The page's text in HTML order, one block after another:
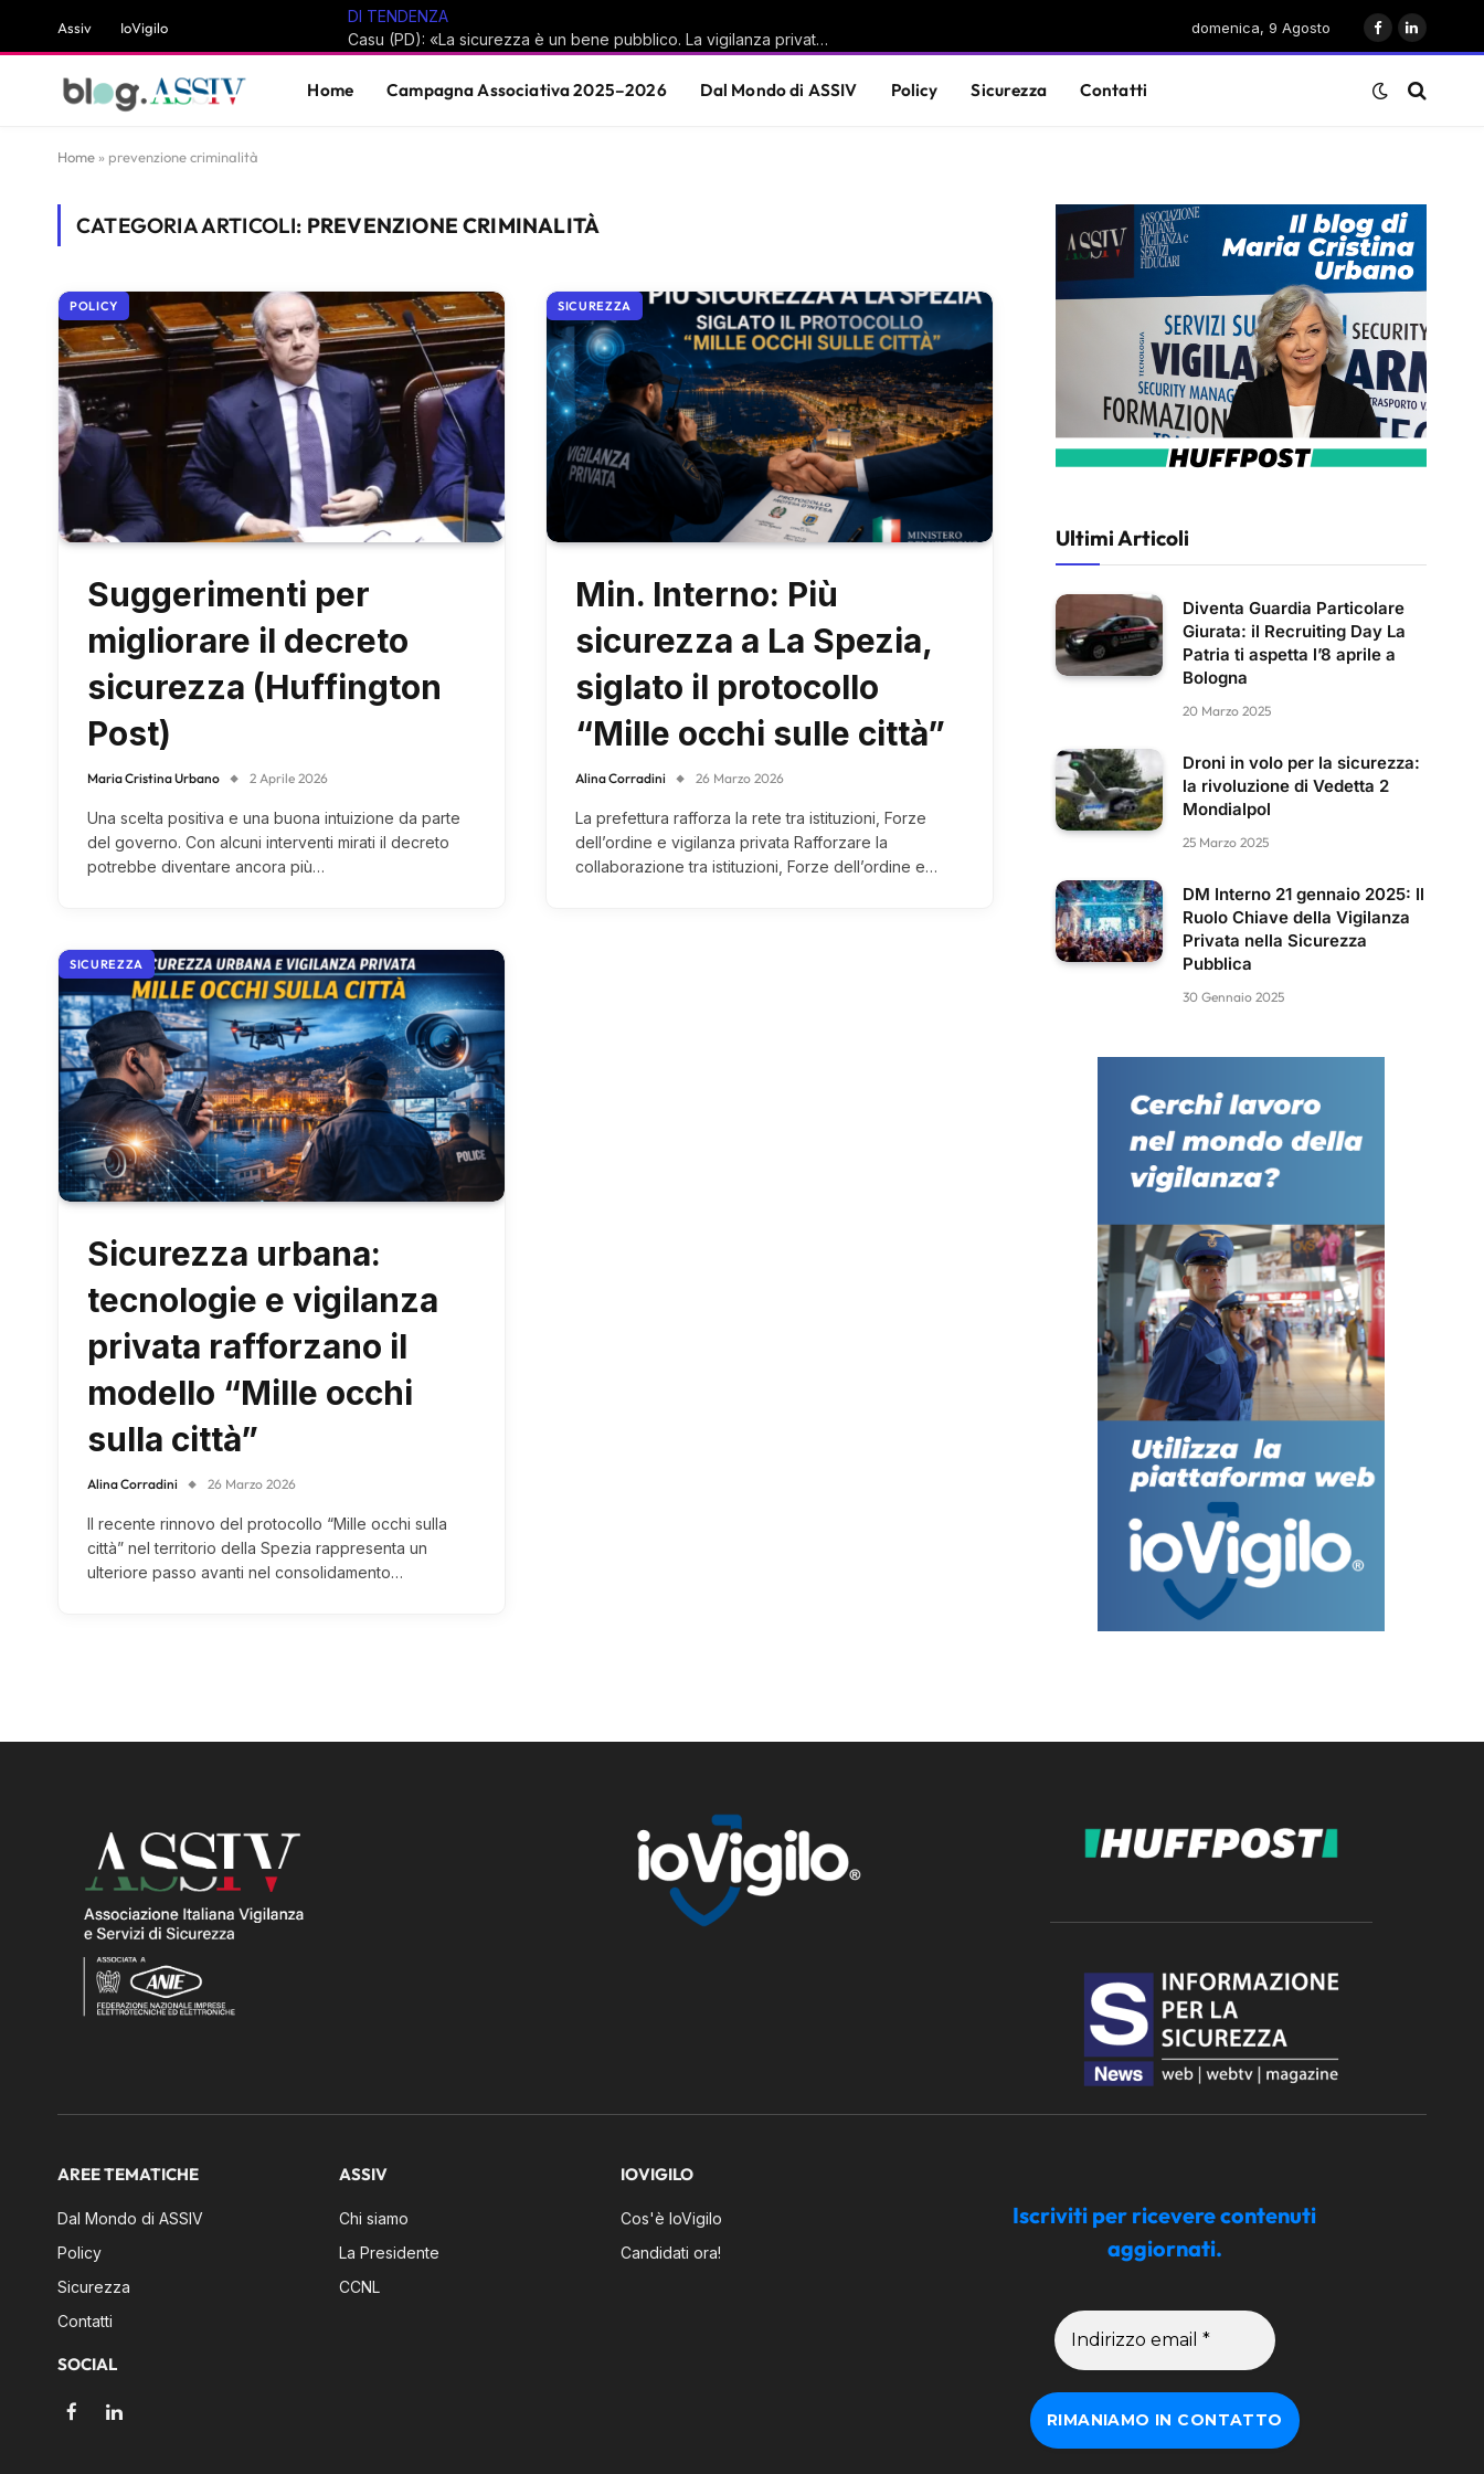
Assiv IoVigilo
DI TENDENZA
Casu (PD): «La sicurezza è un bene pubblico. La vigilanza privata è parte di questa responsabilità condivisa»
domenica, 9 Agosto
Facebook
LinkedIn
Home Campagna Associativa 2025–2026 Dal Mondo di ASSIV Policy Sicurezza Contatti
Home » prevenzione criminalità
CATEGORIA ARTICOLI: PREVENZIONE CRIMINALITÀ
POLICY
Suggerimenti per
migliorare il decreto
sicurezza (Huffington
Post)
Maria Cristina Urbano 2 Aprile 2026
Una scelta positiva e una buona intuizione da parte
del governo. Con alcuni interventi mirati il decreto
potrebbe diventare ancora più…
SICUREZZA
Min. Interno: Più
sicurezza a La Spezia,
siglato il protocollo
“Mille occhi sulle città”
Alina Corradini 26 Marzo 2026
La prefettura rafforza la rete tra istituzioni, Forze
dell’ordine e vigilanza privata Rafforzare la
collaborazione tra istituzioni, Forze dell’ordine e…
SICUREZZA
Sicurezza urbana:
tecnologie e vigilanza
privata rafforzano il
modello “Mille occhi
sulla città”
Alina Corradini 26 Marzo 2026
Il recente rinnovo del protocollo “Mille occhi sulla
città” nel territorio della Spezia rappresenta un
ulteriore passo avanti nel consolidamento…
Ultimi Articoli
Diventa Guardia Particolare
Giurata: il Recruiting Day La
Patria ti aspetta l’8 aprile a
Bologna
20 Marzo 2025
Droni in volo per la sicurezza:
la rivoluzione di Vedetta 2
Mondialpol
25 Marzo 2025
DM Interno 21 gennaio 2025: Il
Ruolo Chiave della Vigilanza
Privata nella Sicurezza
Pubblica
30 Gennaio 2025
AREE TEMATICHE
Dal Mondo di ASSIV
Policy
Sicurezza
Contatti
SOCIAL
FacebookLinkedIn
ASSIV
Chi siamo
La Presidente
CCNL
IOVIGILO
Cos'è IoVigilo
Candidati ora!
Iscriviti per ricevere contenuti
aggiornati.